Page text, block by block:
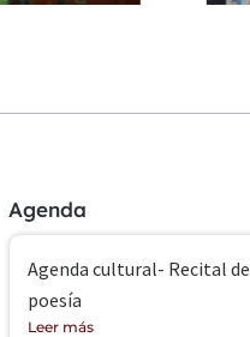
Agenda
Agenda cultural- Recital de
poesía
Leer más